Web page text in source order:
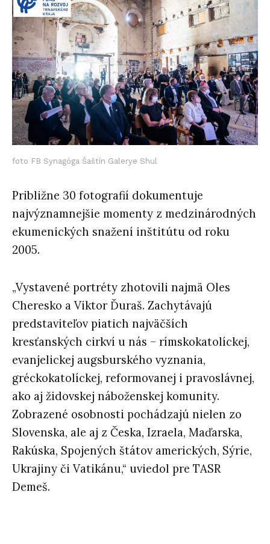
foto FB Synagóga Šaštín Galerye Shul
Približne 30 fotografií dokumentuje
najvýznamnejšie momenty z medzinárodných
ekumenických snažení inštitútu od roku
2005.
„Vystavené portréty zhotovili najmä Oles
Cheresko a Viktor Ďuraš. Zachytávajú
predstaviteľov piatich najväčších
kresťanských cirkví u nás – rímskokatolíckej,
evanjelickej augsburského vyznania,
gréckokatolíckej, reformovanej i pravoslávnej,
ako aj židovskej náboženskej komunity.
Zobrazené osobnosti pochádzajú nielen zo
Slovenska, ale aj z Česka, Izraela, Maďarska,
Rakúska, Spojených štátov amerických, Sýrie,
Ukrajiny či Vatikánu,“ uviedol pre TASR
Demeš.